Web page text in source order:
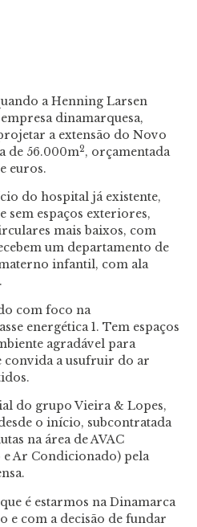
a Henning Larsen
dinamarquesa,
a extensão do Novo
de 56.000m2, orçamentada
euros.
do hospital já existente,
sem espaços exteriores,
mais baixos, com
um departamento de
infantil, com ala
com foco na
energética 1. Tem espaços
agradável para
convida a usufruir do ar
do grupo Vieira & Lopes,
o início, subcontratada
na área de AVAC
e Ar Condicionado) pela
é estarmos na Dinamarca
e com a decisão de fundar